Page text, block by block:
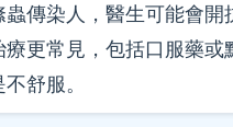
傳染人，醫生可能會
療更常見，包括口服藥
舒服。